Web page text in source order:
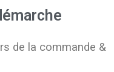
de la commande &